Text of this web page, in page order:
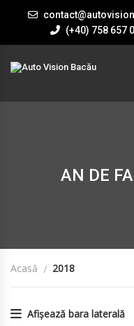
(+40) 758 657
AN DE
Acasă 2018
Afișează bara laterală